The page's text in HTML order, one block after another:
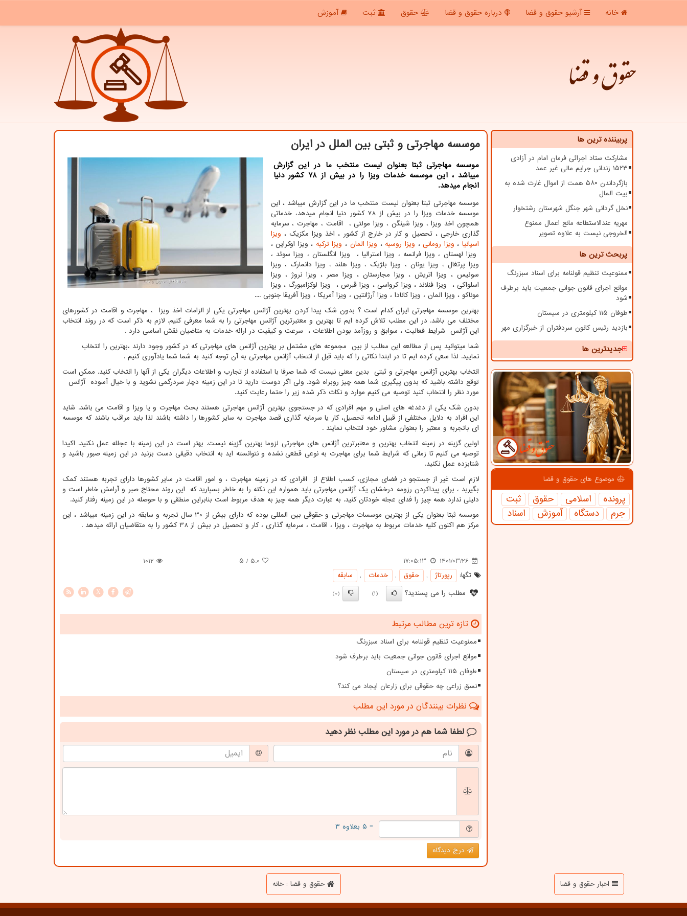
خانه آرشیو حقوق و قضا درباره حقوق و قضا حقوق ثبت آموزش
حقوق و قضا
پربیننده ترین ها
مشارکت ستاد اجرائی فرمان امام در آزادی
۱۵۲۳ زندانی جرایم مالی غیر عمد
بازگرداندن ۵۸۰ همت از اموال غارت شده به
بیت المال
نخل گردانی شهر جنگل شهرستان رشتخوار
مهریه عندالاستطاعه مانع اعمال ممنوع
الخروجی نیست به علاوه تصویر
پربحث ترین ها
ممنوعیت تنظیم قولنامه برای اسناد سبزرنگ
موانع اجرای قانون جوانی جمعیت باید برطرف
شود
طوفان ۱۱۵ کیلومتری در سیستان
بازدید رئیس کانون سردفتران از خبرگزاری مهر
جدیدترین ها
موضوع های حقوق و قضا
پرونده اسلامی حقوق
ثبت
جرم
دستگاه آموزش اسناد
موسسه مهاجرتی و ثبتی بین الملل در ایران
موسسه مهاجرتی ثبتا بعنوان لیست منتخب ما در این گزارش
میباشد ، این موسسه خدمات ویزا را در بیش از 78 کشور دنیا
انجام میدهد.
موسسه مهاجرتی ثبتا بعنوان لیست منتخب ما در این گزارش میباشد ، این
موسسه خدمات ویزا را در بیش از 78 کشور دنیا انجام میدهد، خدماتی
همچون اخذ ویزا ، ویزا شینگن ، ویزا مولتی ، اقامت ، مهاجرت ، سرمایه
گذاری خارجی ، تحصیل و کار در خارج از کشور ، اخذ ویزا مکزیک ، ویزا
اسپانیا ، ویزا رومانی، ویزا روسیه ، ویزا المان ، ویزا ترکیه ، ویزا اوکراین ،
ویزا لهستان ، ویزا فرانسه ، ویزا استرالیا ، ویزا انگلستان ، ویزا سوئد ،
ویزا پرتغال ، ویزا یونان ، ویزا بلژیک ، ویزا هلند ، ویزا دانمارک ، ویزا
سوئیس ، ویزا اتریش ، ویزا مجارستان ، ویزا مصر ، ویزا نروژ ، ویزا
اسلواکی ، ویزا فنلاند ، ویزا کرواسی ، ویزا قبرس ، ویزا لوکزامبورگ ، ویزا
موناکو ، ویزا المان ، ویزا کانادا ، ویزا آرژانتین ، ویزا آمریکا ، ویزا آفریقا جنوبی ....
بهترین موسسه مهاجرتی ایران کدام است ؟ بدون شک پیدا کردن بهترین آژانس مهاجرتی یکی از الزامات اخذ ویزا ، مهاجرت و اقامت در کشورهای
مختلف می باشد. در این مطلب تلاش کرده ایم تا بهترین و معتبرترین آژانس مهاجرتی را به شما معرفی کنیم. لازم به ذکر است که در روند انتخاب
این آژانس شرایط فعالیت ، سوابق و روزآمد بودن اطلاعات ، سرعت و کیفیت در ارائه خدمات به متاضیان نقش اساسی دارد .
شما میتوانید پس از مطالعه این مطلب از بین مجموعه های مشتمل بر بهترین آژانس های مهاجرتی که در کشور وجود دارند ،بهترین را انتخاب
نمایید. لذا سعی کرده ایم تا در ابتدا نکاتی را که باید قبل از انتخاب آژانس مهاجرتی به آن توجه کنید به شما شما یادآوری کنیم .
انتخاب بهترین آژانس مهاجرتی و ثبتی بدین معنی نیست که شما صرفا با استفاده از تجارب و اطلاعات دیگران یکی از آنها را انتخاب کنید. ممکن است
توقع داشته باشید که بدون پیگیری شما همه چیز روبراه شود. ولی اگر دوست دارید تا در این زمینه دچار سردرگمی نشوید و با خیال آسوده آژانس
مورد نظر را انتخاب کنید توصیه می کنیم موارد و نکات ذکر شده زیر را حتما رعایت کنید.
بدون شک یکی از دغدغه های اصلی و مهم افرادی که در جستجوی بهترین آژانس مهاجرتی هستند بحث مهاجرت و یا ویزا و اقامت می باشد. شاید
این افراد به دلایل مختلفی از قبیل ادامه تحصیل، کار یا سرمایه گذاری قصد مهاجرت به سایر کشورها را داشته باشند لذا باید مراقب باشند که موسسه
ای باتجربه و معتبر را بعنوان مشاور خود انتخاب نمایند .
اولین گزینه در زمینه انتخاب بهترین و معتبرترین آژانس های مهاجرتی لزوما بهترین گزینه نیست. بهتر است در این زمینه با عجلله عمل نکنید. اکیدا
توصیه می کنیم تا زمانی که شرایط شما برای مهاجرت به نوعی قطعی نشده و نتوانسته اید به انتخاب دقیقی دست بزنید در این زمینه صبور باشید و
شتابزده عمل نکنید.
لازم است غیر از جستجو در فضای مجازی، کسب اطلاع از افرادی که در زمینه مهاجرت ، و امور اقامت در سایر کشورها دارای تجربه هستند کمک
بگیرید ، برای پیداکردن رزومه درخشان یک آژانس مهاجرتی باید همواره این نکته را به خاطر بسپارید که این روند محتاج صبر و آرامش خاطر است و
دلیلی ندارد همه چیز را فدای عجله خودتان کنید. به عبارت دیگر همه چیز به هدف مربوط است بنابراین منطقی و با حوصله در این زمینه رفتار کنید.
موسسه ثبتا بعنوان یکی از بهترین موسسات مهاجرتی و حقوقی بین المللی بوده که دارای بیش از 30 سال تجربه و سابقه در این زمینه میباشد ، این
مرکز هم اکنون کلیه خدمات مربوط به مهاجرت ، ویزا ، اقامت ، سرمایه گذاری ، کار و تحصیل در بیش از 38 کشور را به متقاضیان ارائه میدهد .
1401/03/26
17:05:13
5.0 / ۵
1012
تگها:
رپورتاژ , حقوق , خدمات ,
سابقه
مطلب را می پسندید؟
(1)
(0)
X
تازه ترین مطالب مرتبط
ممنوعیت تنظیم قولنامه برای اسناد سبزرنگ
موانع اجرای قانون جوانی جمعیت باید برطرف شود
طوفان ۱۱۵ کیلومتری در سیستان
نسق زراعی چه حقوقی برای زارعان ایجاد می کند؟
نظرات بینندگان در مورد این مطلب
لطفا شما هم در مورد این مطلب نظر دهید
= ۵ بعلاوه ۳
درج دیدگاه
اخبار حقوق و قضا حقوق و قضا : خانه